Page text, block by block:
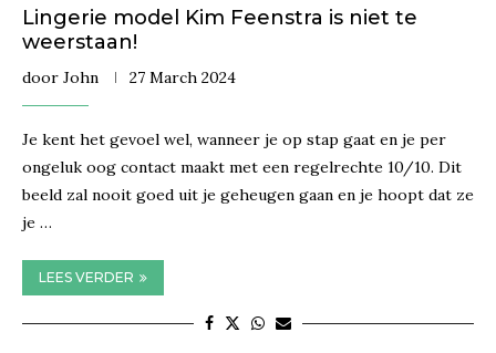
Lingerie model Kim Feenstra is niet te
weerstaan!
door John 27 March 2024
Je kent het gevoel wel, wanneer je op stap gaat en je per
ongeluk oog contact maakt met een regelrechte 10/10. Dit
beeld zal nooit goed uit je geheugen gaan en je hoopt dat ze
je …
LEES VERDER